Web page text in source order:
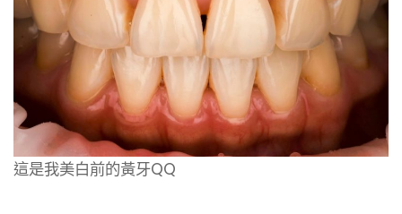
這是我美白前的黃牙QQ